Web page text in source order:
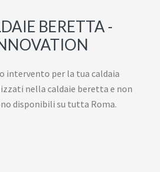
BERETTA -
intervento per la tua caldaia
nella caldaie beretta e non
disponibili su tutta Roma.